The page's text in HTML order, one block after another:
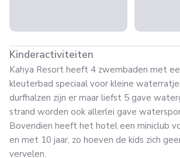
Kinderactiviteiten
Kahya Resort heeft 4 zwembaden met
kleuterbad speciaal voor kleine
durfhalzen zijn er maar liefst 5 gave
strand worden ook allerlei gave
Bovendien heeft het hotel een miniclub
en met 10 jaar, zo hoeven de kids zich
vervelen.